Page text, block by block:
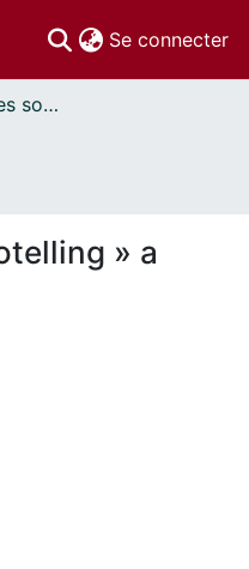
Se connecter
Faculté des sciences sociales // Faculty of Social Sciences
» a